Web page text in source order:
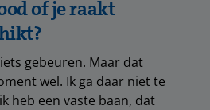
of je raakt
gebeuren. Maar dat
wel. Ik ga daar niet te
heb een vaste baan, dat